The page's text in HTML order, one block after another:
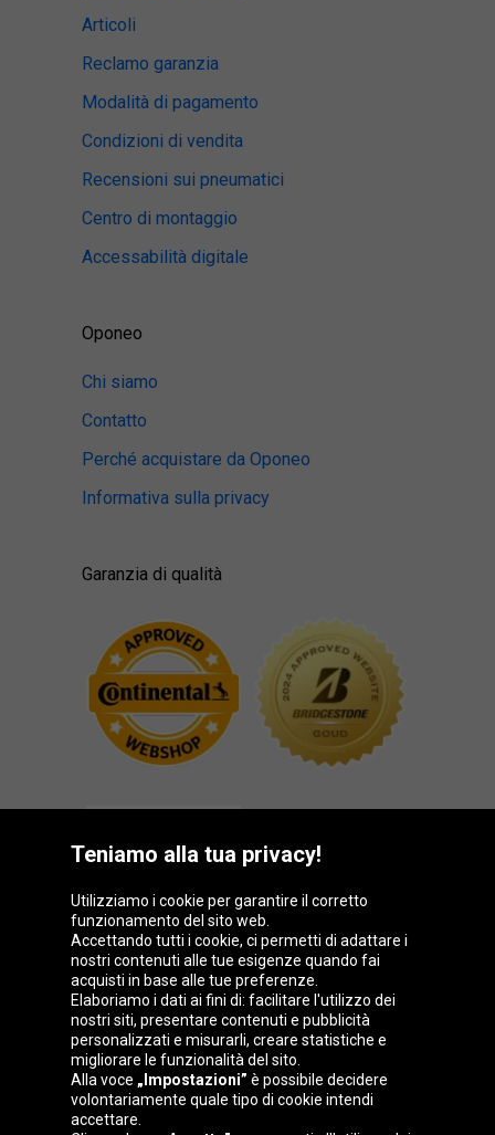
Articoli
Reclamo garanzia
Modalità di pagamento
Condizioni di vendita
Recensioni sui pneumatici
Centro di montaggio
Accessabilità digitale
Oponeo
Chi siamo
Contatto
Perché acquistare da Oponeo
Informativa sulla privacy
Garanzia di qualità
Gruppo Oponeo
Belgique
Česká
republika
Deutschland Éire
España
Teniamo alla tua privacy!
Utilizziamo i cookie per garantire il corretto
funzionamento del sito web.
Accettando tutti i cookie, ci permetti di adattare i
nostri contenuti alle tue esigenze quando fai
acquisti in base alle tue preferenze.
Elaboriamo i dati ai fini di: facilitare l'utilizzo dei
nostri siti, presentare contenuti e pubblicità
personalizzati e misurarli, creare statistiche e
migliorare le funzionalità del sito.
Alla voce „Impostazioni” è possibile decidere
volontariamente quale tipo di cookie intendi
accettare.